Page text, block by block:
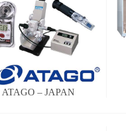
ATAGO – JAPAN